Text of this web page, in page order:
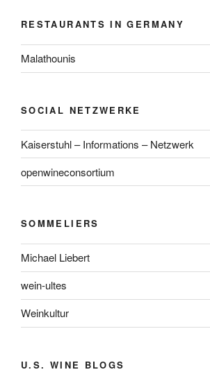
RESTAURANTS IN GERMANY
Malathounis
SOCIAL NETZWERKE
Kaiserstuhl – Informations – Netzwerk
openwineconsortium
SOMMELIERS
Michael Liebert
wein-ultes
Weinkultur
U.S. WINE BLOGS